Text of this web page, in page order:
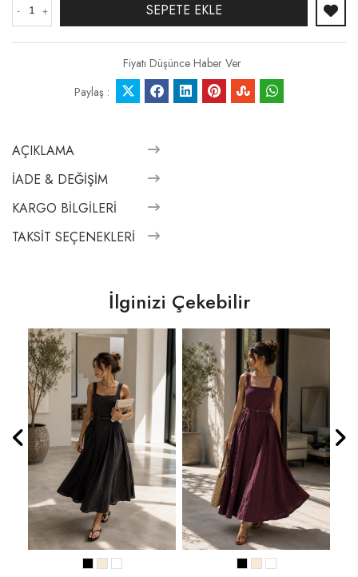
- + SEPETE EKLE
Fiyatı Düşünce Haber Ver
Paylaş :
AÇIKLAMA
İADE & DEĞIŞIM
KARGO BILGILERI
TAKSIT SEÇENEKLERI
İlginizi Çekebilir